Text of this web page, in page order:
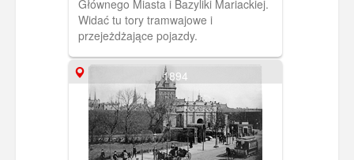
Głównego Miasta i Bazyliki Mariackiej.
Widać tu tory tramwajowe i
przejeżdżające pojazdy.
1894